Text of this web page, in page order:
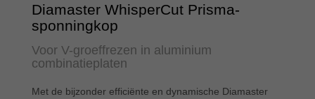
Diamaster WhisperCut Prisma-
sponningkop
Voor V-groeffrezen in aluminium
combinatieplaten
Met de bijzonder efficiënte en dynamische Diamaster